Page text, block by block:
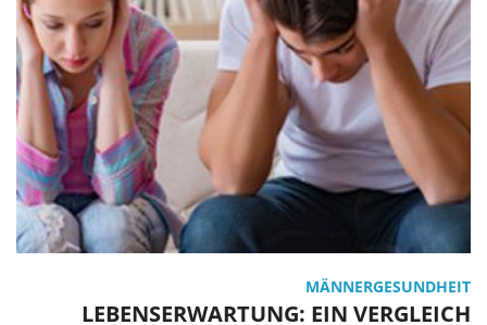
MÄNNERGESUNDHEIT
LEBENSERWARTUNG: EIN VERGLEICH